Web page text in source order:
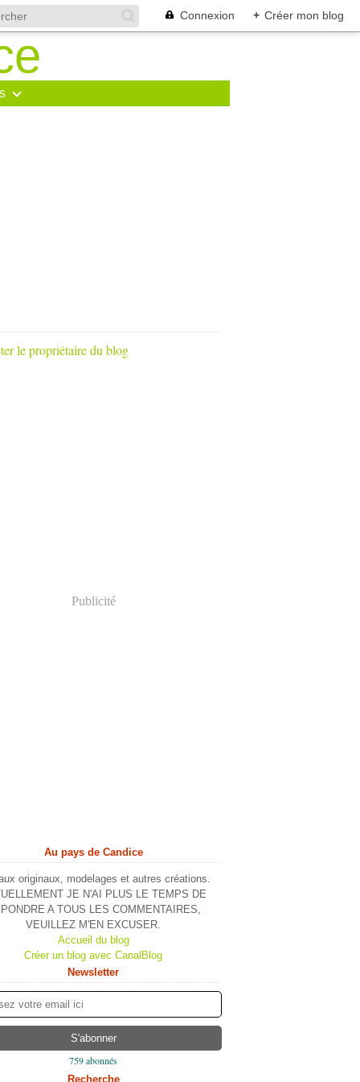
Connexion + Créer mon blog
le propriétaire du blog
Publicité
Au pays de Candice
originaux, modelages et autres créations.
JE N'AI PLUS LE TEMPS DE
A TOUS LES COMMENTAIRES,
VEUILLEZ M'EN EXCUSER.
Accueil du blog
Créer un blog avec CanalBlog
Newsletter
759 abonnés
Recherche